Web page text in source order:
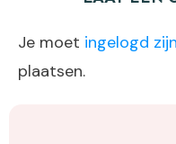
Je moet ingelogd
plaatsen.